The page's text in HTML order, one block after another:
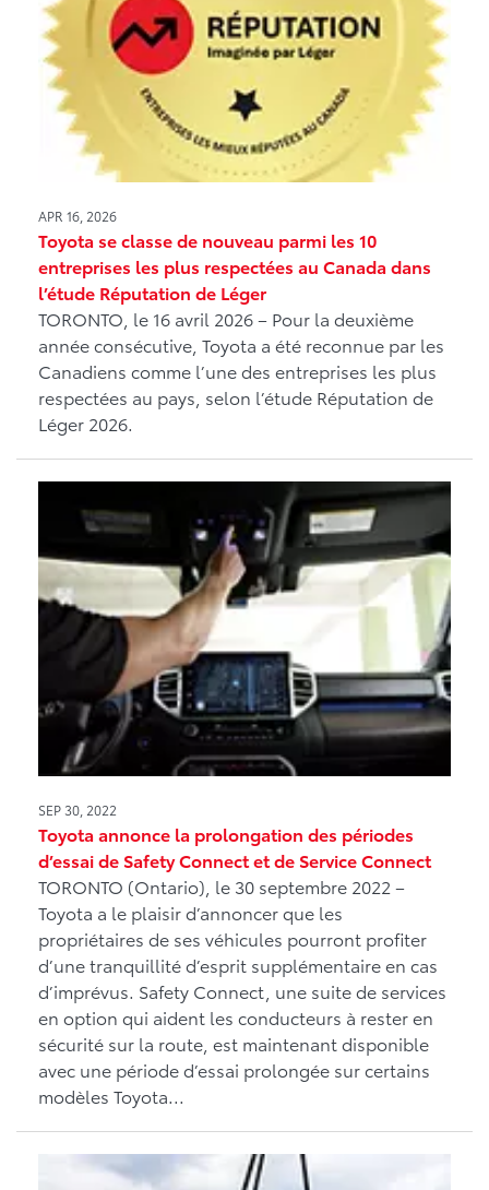
APR 16, 2026
Toyota se classe de nouveau parmi les 10
entreprises les plus respectées au Canada dans
l’étude Réputation de Léger
TORONTO, le 16 avril 2026 – Pour la deuxième
année consécutive, Toyota a été reconnue par les
Canadiens comme l’une des entreprises les plus
respectées au pays, selon l’étude Réputation de
Léger 2026.
SEP 30, 2022
Toyota annonce la prolongation des périodes
d’essai de Safety Connect et de Service Connect
TORONTO (Ontario), le 30 septembre 2022 –
Toyota a le plaisir d’annoncer que les
propriétaires de ses véhicules pourront profiter
d’une tranquillité d’esprit supplémentaire en cas
d’imprévus. Safety Connect, une suite de services
en option qui aident les conducteurs à rester en
sécurité sur la route, est maintenant disponible
avec une période d’essai prolongée sur certains
modèles Toyota...